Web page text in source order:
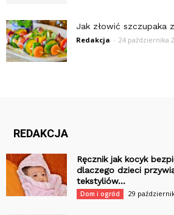
Jak złowić szczupaka
Redakcja - 24 października
REDAKCJA
Ręcznik jak kocyk
dlaczego dzieci
tekstyliów...
Dom i ogród 29